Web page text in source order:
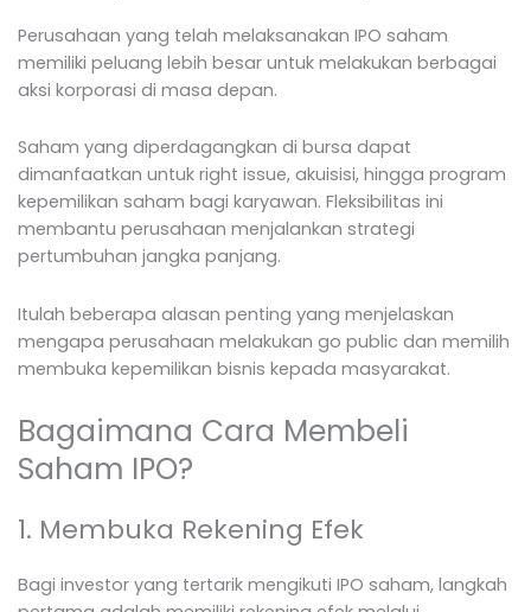
Perusahaan yang telah melaksanakan IPO saham
memiliki peluang lebih besar untuk melakukan berbagai
aksi korporasi di masa depan.
Saham yang diperdagangkan di bursa dapat
dimanfaatkan untuk right issue, akuisisi, hingga program
kepemilikan saham bagi karyawan. Fleksibilitas ini
membantu perusahaan menjalankan strategi
pertumbuhan jangka panjang.
Itulah beberapa alasan penting yang menjelaskan
mengapa perusahaan melakukan go public dan memilih
membuka kepemilikan bisnis kepada masyarakat.
Bagaimana Cara Membeli
Saham IPO?
1. Membuka Rekening Efek
Bagi investor yang tertarik mengikuti IPO saham, langkah